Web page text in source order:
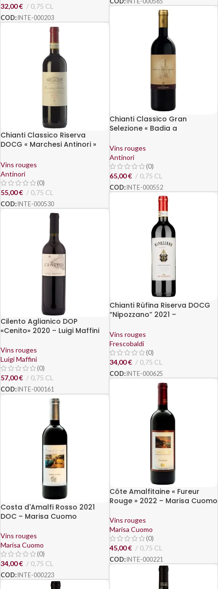
32,00€ 0,75 CL
COD: INTE-000203
Chianti Classico Gran
Selezione « Badia a
Vins rouges
Antinori
(0)
65,00€ 0,75 CL
COD: INTE-000552
Chianti Classico Riserva
DOCG « Marchesi Antinori »
Vins rouges
Antinori
(0)
55,00€ 0,75 CL
COD: INTE-000530
Chianti Rùfina Riserva DOCG
“Nipozzano” 2021 –
Vins rouges
Frescobaldi
(0)
34,00€ 0,75 CL
COD: INTE-000625
Cilento Aglianico DOP
«Cenito» 2020 – Luigi Maffini
Vins rouges
Luigi Maffini
(0)
57,00€ 0,75 CL
COD: INTE-000161
Côte Amalfitaine « Fureur
Rouge » 2022 – Marisa Cuomo
Vins rouges
Marisa Cuomo
(0)
45,00€ 0,75 CL
COD: INTE-000221
Costa d'Amalfi Rosso 2021
DOC – Marisa Cuomo
Vins rouges
Marisa Cuomo
(0)
34,00€ 0,75 CL
COD: INTE-000223